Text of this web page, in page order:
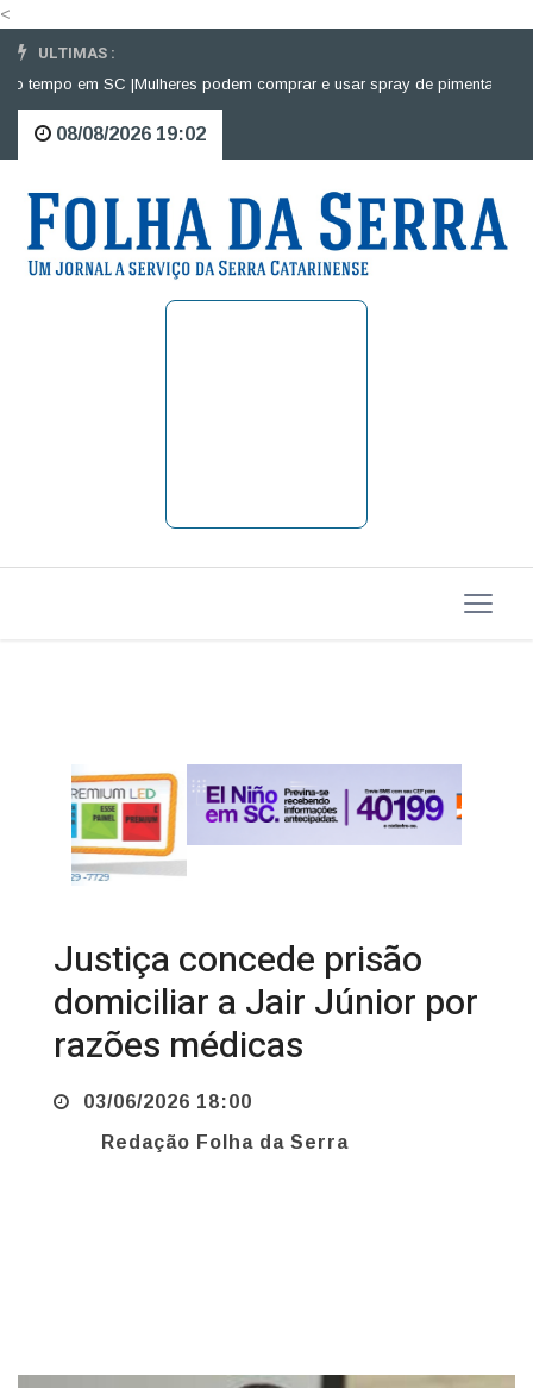
<
ULTIMAS :
em SC | Mulheres podem comprar e usar spray de pimenta para
08/08/2026 19:02
domiciliar a Jair Júnior por
razões médicas
03/06/2026 18:00
Redação Folha da Serra